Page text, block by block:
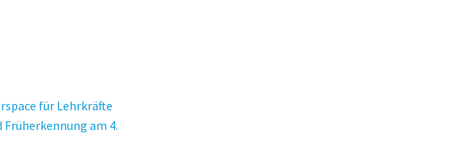
für Lehrkräfte
am 4.